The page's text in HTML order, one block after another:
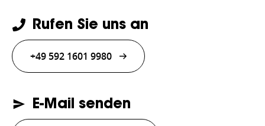
Rufen Sie uns an
+49 592 1601 9980
E-Mail senden